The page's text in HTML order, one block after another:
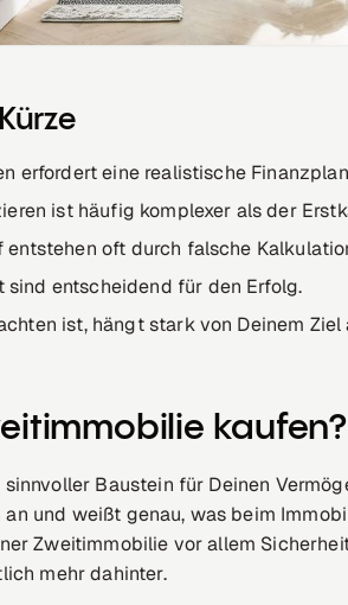
erfordert eine realistische
ist häufig komplexer als der
oft durch falsche
entscheidend für den Erfolg.
ist, hängt stark von Deinem Ziel
kaufen?
Baustein für Deinen
und weißt genau, was beim
Zweitimmobilie vor allem
mehr dahinter.